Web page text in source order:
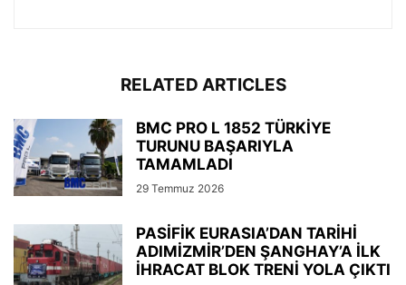
RELATED ARTICLES
BMC PRO L 1852 TÜRKİYE
TURUNU BAŞARIYLA
TAMAMLADI
29 Temmuz 2026
PASİFİK EURASIA’DAN TARİHİ
ADIMİZMİR’DEN ŞANGHAY’A İLK
İHRACAT BLOK TRENİ YOLA ÇIKTI